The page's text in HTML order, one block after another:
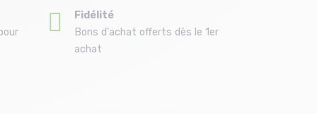
Fidélité
Bons d'achat offerts dès le 1er
achat